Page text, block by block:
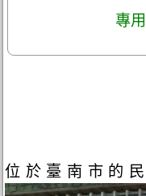
專
位於臺南市的